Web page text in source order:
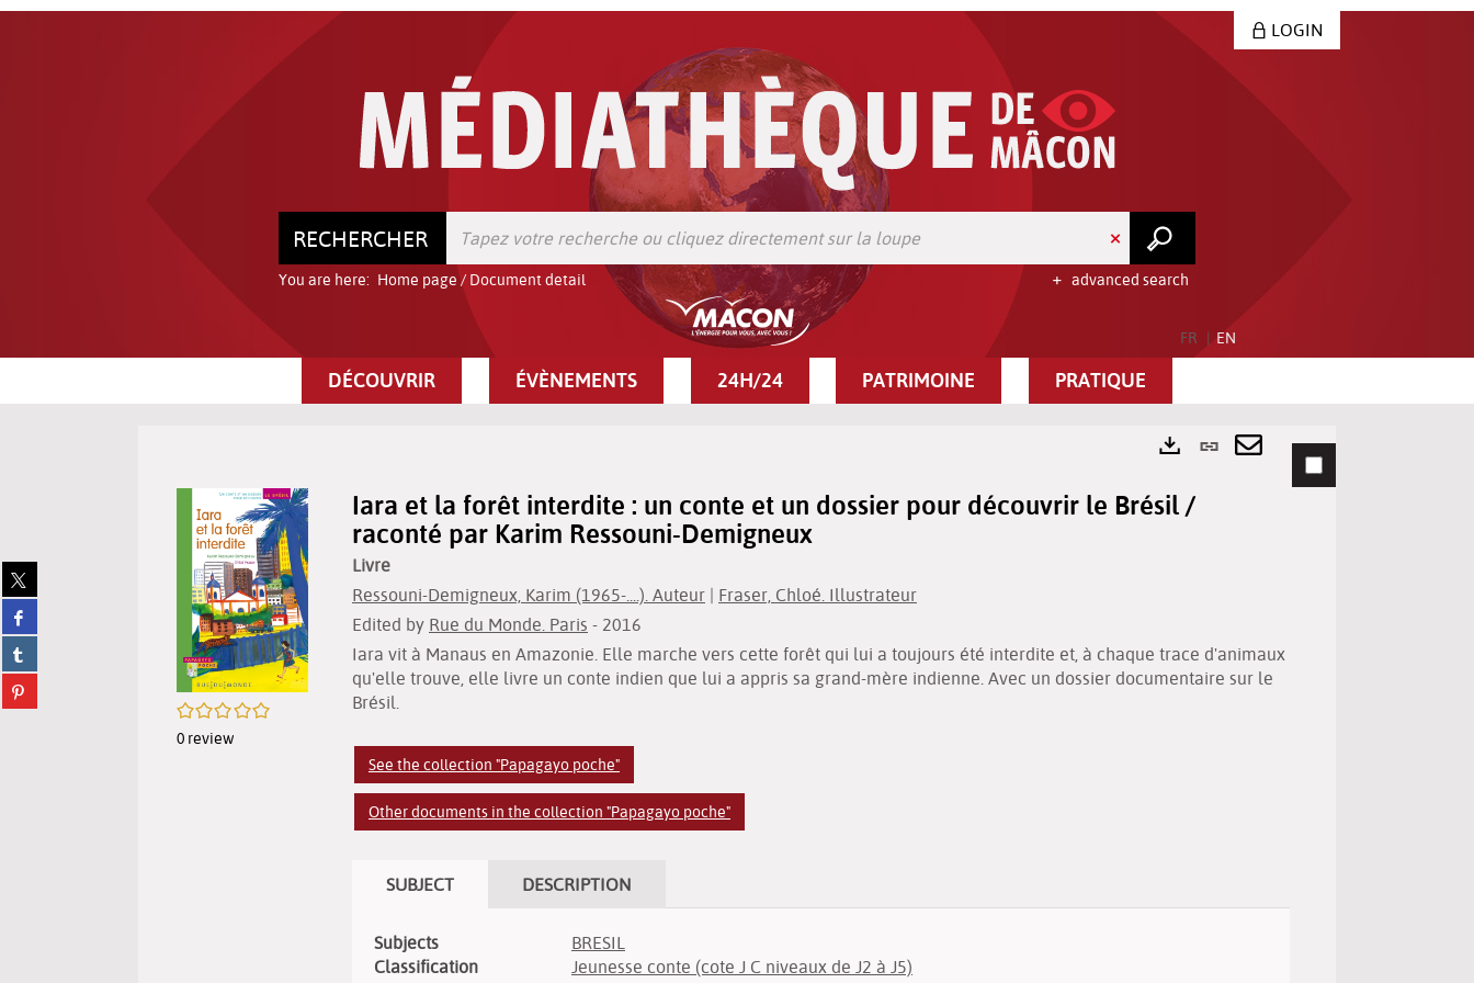
LOGIN
RECHERCHER
advanced search
You are here: Home page / Document detail
FR EN
DÉCOUVRIR ÉVÈNEMENTS 24H/24 PATRIMOINE PRATIQUE
Share
on
twitter
(New
window)
Share
on
facebook
(New
window)
Share
on
tumblr
(New
Share
on
Permanent
Send
/5
0 review
Iara et la forêt interdite : un conte et un dossier pour découvrir le Brésil /
raconté par Karim Ressouni-Demigneux
Livre
Ressouni-Demigneux, Karim (1965-....). Auteur | Fraser, Chloé. Illustrateur
Edited by Rue du Monde. Paris - 2016
Iara vit à Manaus en Amazonie. Elle marche vers cette forêt qui lui a toujours été interdite et, à chaque trace d'animaux
qu'elle trouve, elle livre un conte indien que lui a appris sa grand-mère indienne. Avec un dossier documentaire sur le
Brésil.
See the collection "Papagayo poche"
Other documents in the collection "Papagayo poche"
SUBJECT DESCRIPTION
Subjects
BRESIL
Classification
Jeunesse conte (cote J C niveaux de J2 à J5)